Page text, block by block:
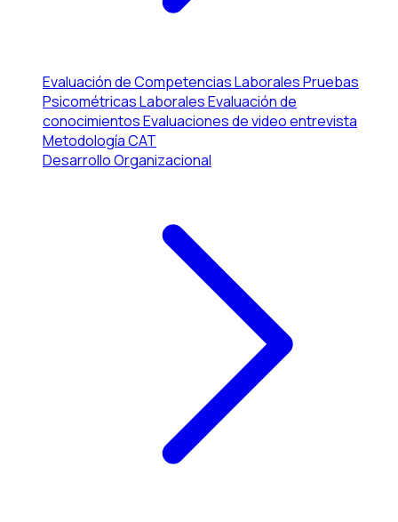
Evaluación de Competencias LaboralesPruebas
Psicométricas LaboralesEvaluación de
conocimientosEvaluaciones de video entrevista
Metodología CAT
Desarrollo Organizacional